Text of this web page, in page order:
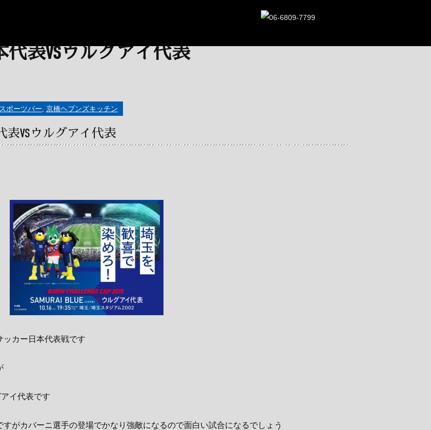
スポーツバー 京橋ヘブンズキッチン
VSウルグアイ代表
ッカー日本代表戦です
イ代表です
がカバーニ選手の登場でかなり強敵になるので面白い試合になるでしょう